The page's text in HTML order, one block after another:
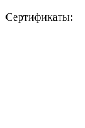
Сертификаты: